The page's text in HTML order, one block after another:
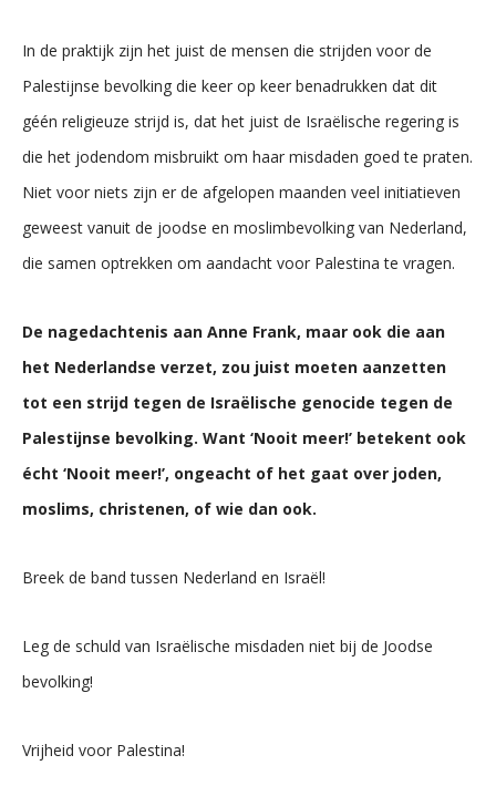
In de praktijk zijn het juist de mensen die strijden voor de
Palestijnse bevolking die keer op keer benadrukken dat dit
géén religieuze strijd is, dat het juist de Israëlische regering is
die het jodendom misbruikt om haar misdaden goed te praten.
Niet voor niets zijn er de afgelopen maanden veel initiatieven
geweest vanuit de joodse en moslimbevolking van Nederland,
die samen optrekken om aandacht voor Palestina te vragen.
De nagedachtenis aan Anne Frank, maar ook die aan
het Nederlandse verzet, zou juist moeten aanzetten
tot een strijd tegen de Israëlische genocide tegen de
Palestijnse bevolking. Want ‘Nooit meer!’ betekent ook
écht ‘Nooit meer!’, ongeacht of het gaat over joden,
moslims, christenen, of wie dan ook.
Breek de band tussen Nederland en Israël!
Leg de schuld van Israëlische misdaden niet bij de Joodse
bevolking!
Vrijheid voor Palestina!